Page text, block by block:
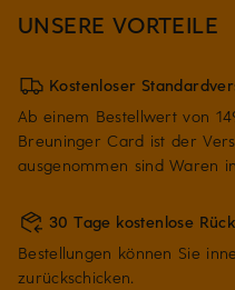
UNSERE VORTEILE
Kostenloser
Ab einem Bestellwert von
Breuninger Card ist der
ausgenommen sind Waren
30 Tage kostenlose
Bestellungen können Sie
zurückschicken.